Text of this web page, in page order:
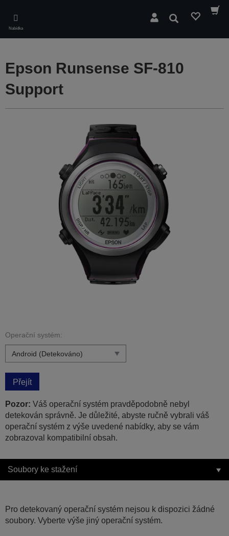
main
content
Nabídka
Hledat
Epson Runsense SF-810
Support
Operační systém:
Přejít
Pozor: Váš operační systém pravděpodobně nebyl
detekován správně. Je důležité, abyste ručně vybrali váš
operační systém z výše uvedené nabídky, aby se vám
zobrazoval kompatibilní obsah.
Soubory ke stažení
Pro detekovaný operační systém nejsou k dispozici žádné
soubory. Vyberte výše jiný operační systém.